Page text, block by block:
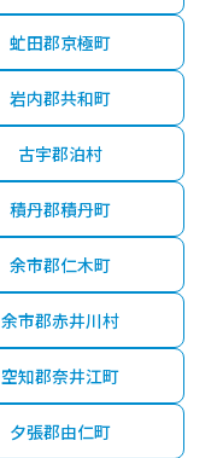
虻田郡京極町
岩内郡共和町
古宇郡泊村
積丹郡積丹町
余市郡仁木町
余市郡赤井川村
空知郡奈井江町
夕張郡由仁町